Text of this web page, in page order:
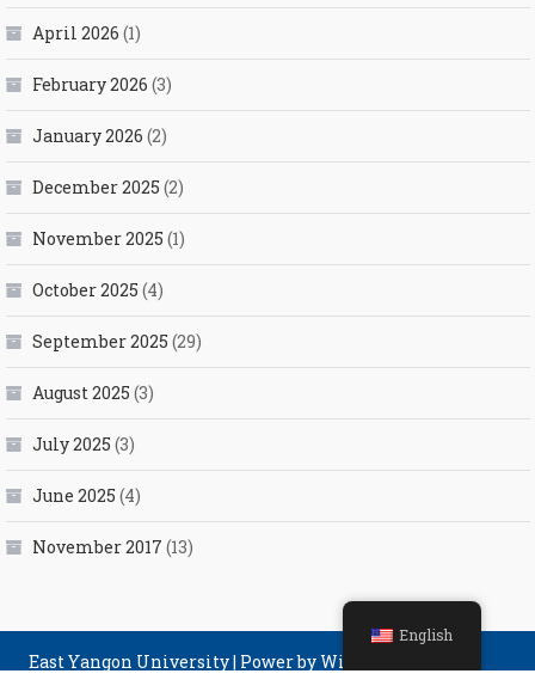
April 2026 (1)
February 2026 (3)
January 2026 (2)
December 2025 (2)
November 2025 (1)
October 2025 (4)
September 2025 (29)
August 2025 (3)
July 2025 (3)
June 2025 (4)
November 2017 (13)
East Yangon University| Power by Winner Computer
English